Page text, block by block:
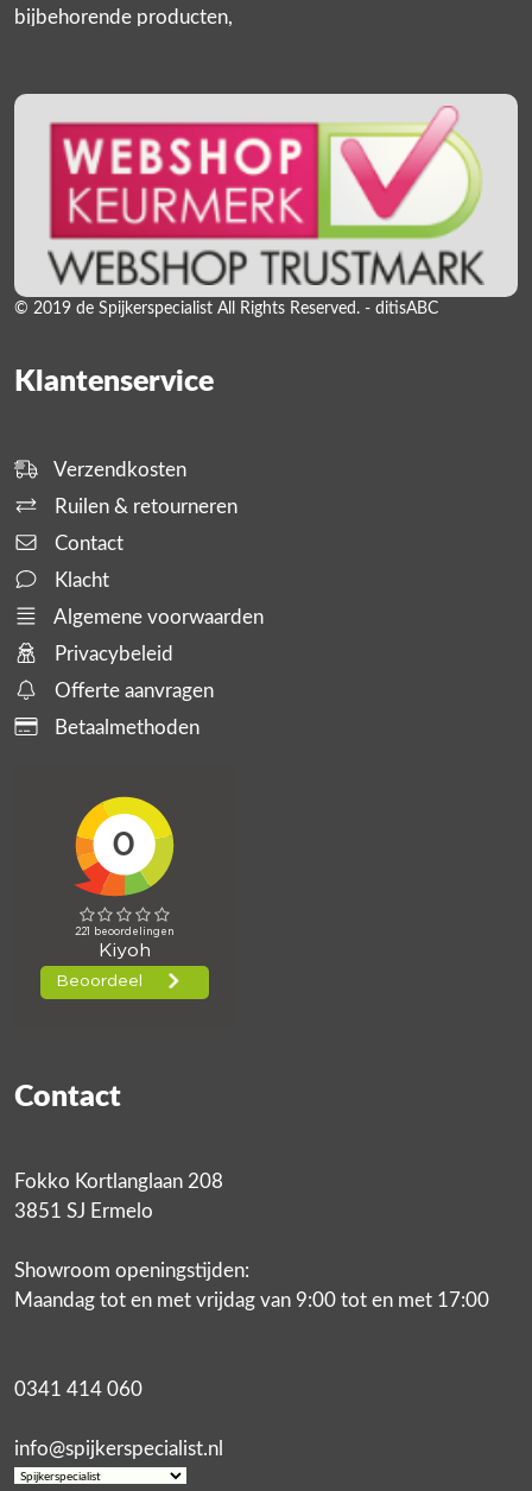
bijbehorende producten,
© 2019 de Spijkerspecialist All Rights Reserved. - ditisABC
Klantenservice
Verzendkosten
Ruilen & retourneren
Contact
Klacht
Algemene voorwaarden
Privacybeleid
Offerte aanvragen
Betaalmethoden
Contact
Fokko Kortlanglaan 208
3851 SJ Ermelo
Showroom openingstijden:
Maandag tot en met vrijdag van 9:00 tot en met 17:00
0341 414 060
info@spijkerspecialist.nl